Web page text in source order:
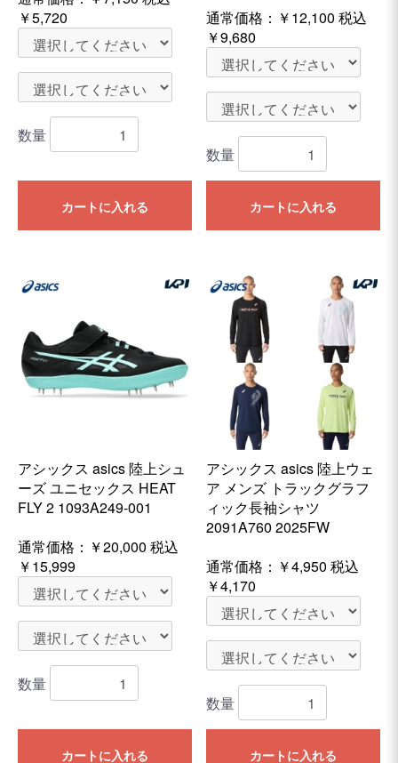
￥5,720
数量
カートに入れる
通常価格： ￥12,100 税込
￥9,680
数量
カートに入れる
アシックス asics 陸上シュ
ーズ ユニセックス HEAT
FLY 2 1093A249-001
通常価格： ￥20,000 税込
￥15,999
数量
カートに入れる
アシックス asics 陸上ウェ
ア メンズ トラックグラフ
ィック長袖シャツ
2091A760 2025FW
通常価格： ￥4,950 税込
￥4,170
数量
カートに入れる